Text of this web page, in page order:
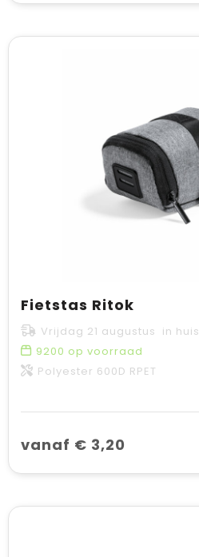
Fietstas Ritok
Vrijdag 21 augustus in huis
9200 op voorraad
Polyester 600D RPET
vanaf € 3,20